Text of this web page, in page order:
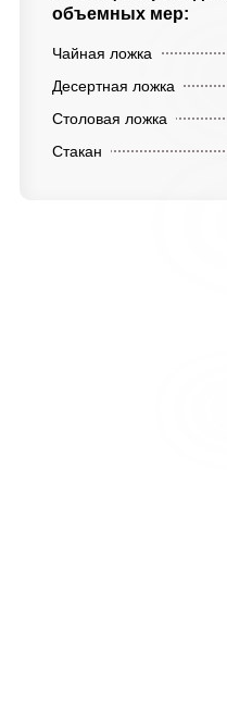
объемных мер:
Чайная ложка
Десертная ложка
Столовая ложка
Стакан